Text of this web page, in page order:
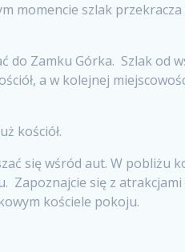
momencie szlak
Zamku Górka. Szlak od
a w kolejnej
kościół.
się wśród aut. W pobliżu
Zapoznajcie się z
kościele pokoju.